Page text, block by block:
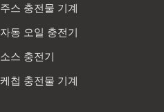
주스 충전물 기계
자동 오일 충전기
소스 충전기
케첩 충전물 기계